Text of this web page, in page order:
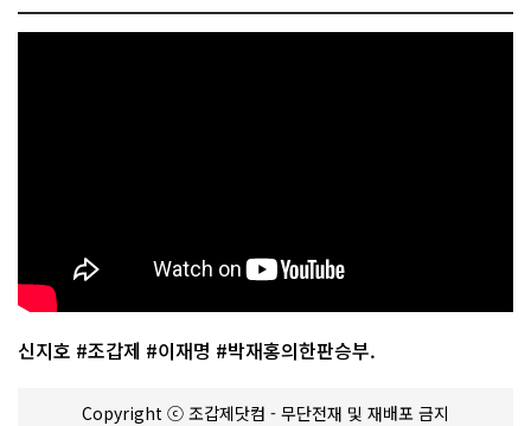
신지호 #조갑제 #이재명 #박재홍의한판승부.
Copyright ⓒ 조갑제닷컴 - 무단전재 및 재배포 금지